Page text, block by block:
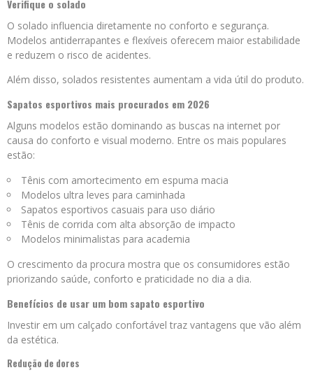
Verifique o solado
O solado influencia diretamente no conforto e segurança.
Modelos antiderrapantes e flexíveis oferecem maior estabilidade
e reduzem o risco de acidentes.
Além disso, solados resistentes aumentam a vida útil do produto.
Sapatos esportivos mais procurados em 2026
Alguns modelos estão dominando as buscas na internet por
causa do conforto e visual moderno. Entre os mais populares
estão:
Tênis com amortecimento em espuma macia
Modelos ultra leves para caminhada
Sapatos esportivos casuais para uso diário
Tênis de corrida com alta absorção de impacto
Modelos minimalistas para academia
O crescimento da procura mostra que os consumidores estão
priorizando saúde, conforto e praticidade no dia a dia.
Benefícios de usar um bom sapato esportivo
Investir em um calçado confortável traz vantagens que vão além
da estética.
Redução de dores